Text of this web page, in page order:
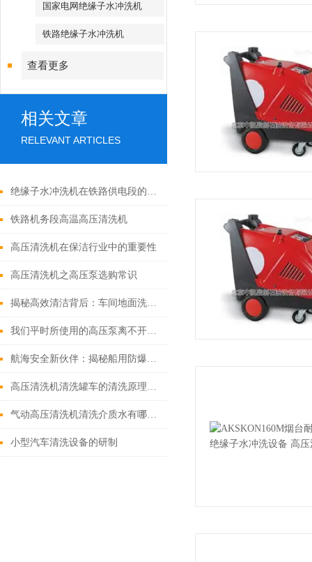
国家电网绝缘子水冲洗机
铁路绝缘子水冲洗机
查看更多
相关文章
RELEVANT ARTICLES
绝缘子水冲洗机在铁路供电段的应用
铁路机务段高温高压清洗机
高压清洗机在保洁行业中的重要性
高压清洗机之高压泵选购常识
揭秘高效清洁背后：车间地面洗地机的神秘组件大公开！
我们平时所使用的高压泵离不开配备高压清洗机
航海安全新伙伴：揭秘船用防爆高压清洗机的*功能
高压清洗机清洗罐车的清洗原理及优势
气动高压清洗机清洗介质水有哪些优点
小型汽车清洗设备的研制